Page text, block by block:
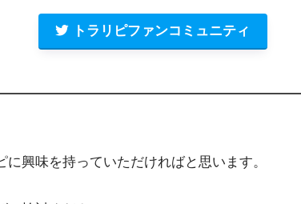
トラリピファンコミュニティ
興味を持っていただければと思います。